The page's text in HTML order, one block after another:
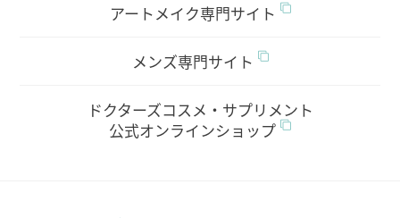
アートメイク専門サイト
メンズ専門サイト
ドクターズコスメ・サプリメント
公式オンラインショップ